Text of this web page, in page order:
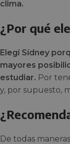
clima.
¿Por qué
Elegí Sídney
mayores
estudiar. Por
y, por supuesto,
De todas